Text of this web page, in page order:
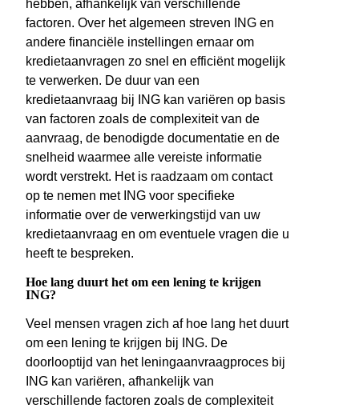
hebben, afhankelijk van verschillende
factoren. Over het algemeen streven ING en
andere financiële instellingen ernaar om
kredietaanvragen zo snel en efficiënt mogelijk
te verwerken. De duur van een
kredietaanvraag bij ING kan variëren op basis
van factoren zoals de complexiteit van de
aanvraag, de benodigde documentatie en de
snelheid waarmee alle vereiste informatie
wordt verstrekt. Het is raadzaam om contact
op te nemen met ING voor specifieke
informatie over de verwerkingstijd van uw
kredietaanvraag en om eventuele vragen die u
heeft te bespreken.
Hoe lang duurt het om een lening te krijgen
ING?
Veel mensen vragen zich af hoe lang het duurt
om een lening te krijgen bij ING. De
doorlooptijd van het leningaanvraagproces bij
ING kan variëren, afhankelijk van
verschillende factoren zoals de complexiteit